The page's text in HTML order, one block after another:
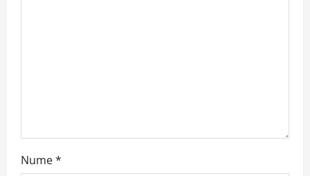
Nume*